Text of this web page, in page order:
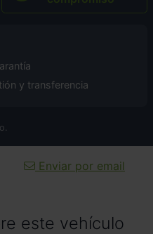
este vehículo
y transferencia
Enviar por email